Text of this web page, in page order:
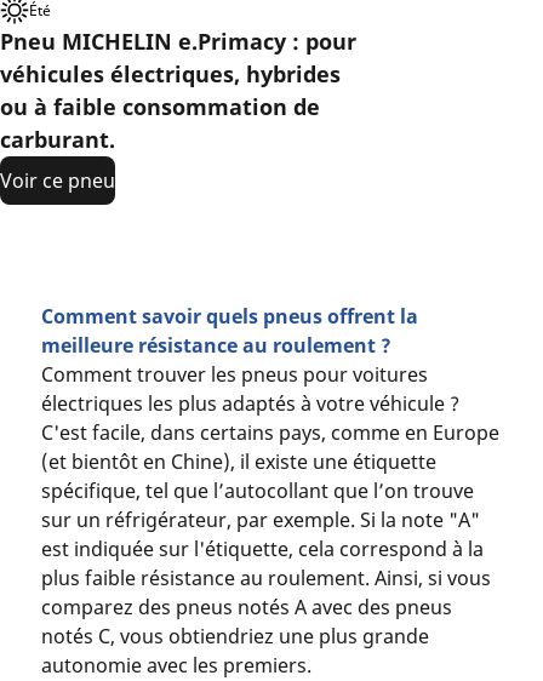
Été
Pneu MICHELIN e.Primacy : pour
véhicules électriques, hybrides
ou à faible consommation de
carburant.
Voir ce pneu
Comment savoir quels pneus offrent la
meilleure résistance au roulement ?
Comment trouver les pneus pour voitures
électriques les plus adaptés à votre véhicule ?
C'est facile, dans certains pays, comme en Europe
(et bientôt en Chine), il existe une étiquette
spécifique, tel que l’autocollant que l’on trouve
sur un réfrigérateur, par exemple. Si la note "A"
est indiquée sur l'étiquette, cela correspond à la
plus faible résistance au roulement. Ainsi, si vous
comparez des pneus notés A avec des pneus
notés C, vous obtiendriez une plus grande
autonomie avec les premiers.